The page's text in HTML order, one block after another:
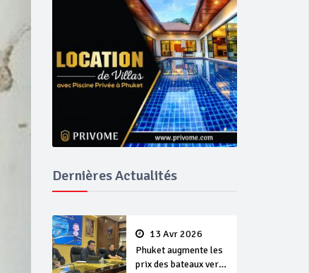
Dernières Actualités
13 Avr 2026
Phuket augmente les
prix des bateaux vers